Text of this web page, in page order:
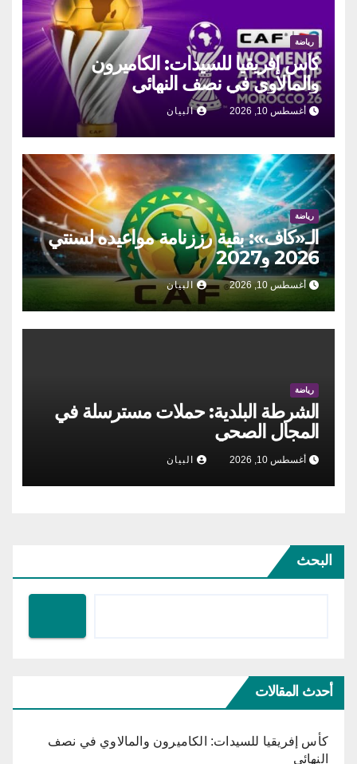
رياضة
كأس إفريقيا للسيدات: الكاميرون
والمالاوي في نصف النهائي
أغسطس 10, 2026 البيان
رياضة
الـ«كاف»: بقية رززنامة مواعيده لسنتي
2026 و2027
أغسطس 10, 2026 البيان
رياضة
الشرطة البلدية: حملات مسترسلة في
المجال الصحي
أغسطس 10, 2026 البيان
البحث
أحدث المقالات
كأس إفريقيا للسيدات: الكاميرون والمالاوي في نصف
النهائي